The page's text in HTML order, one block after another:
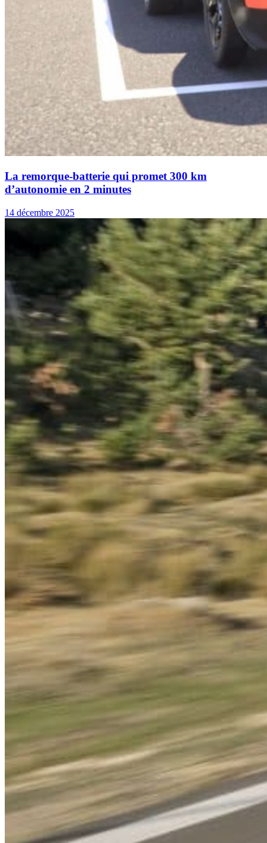
La remorque-batterie qui promet 300 km
d’autonomie en 2 minutes
14 décembre 2025